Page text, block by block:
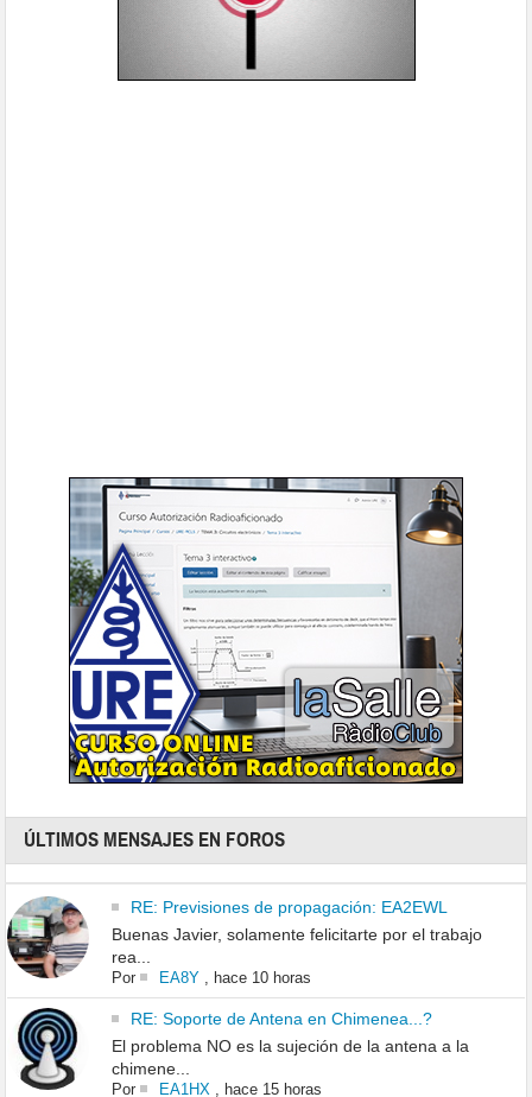
ÚLTIMOS MENSAJES EN FOROS
RE: Previsiones de propagación: EA2EWL
Buenas Javier, solamente felicitarte por el trabajo
rea...
Por EA8Y, hace 10 horas
RE: Soporte de Antena en Chimenea...?
El problema NO es la sujeción de la antena a la
chimene...
Por EA1HX hace 15 horas